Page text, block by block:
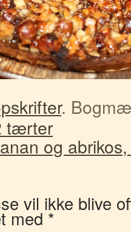
.
tærter
og
vil ikke blive
med*